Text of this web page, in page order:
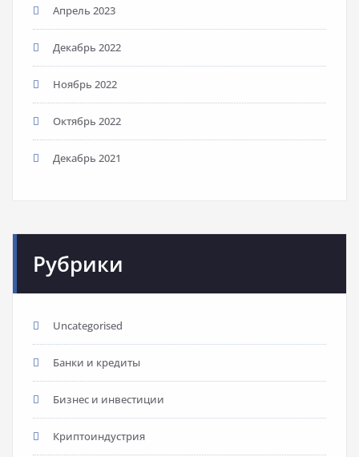
Апрель 2023
Декабрь 2022
Ноябрь 2022
Октябрь 2022
Декабрь 2021
Рубрики
Uncategorised
Банки и кредиты
Бизнес и инвестиции
Криптоиндустрия